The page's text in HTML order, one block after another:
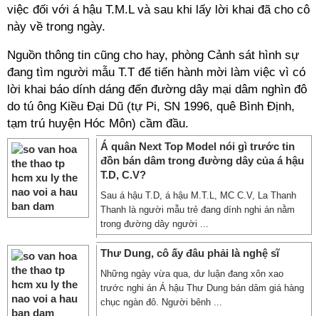
việc đối với á hậu T.M.L và sau khi lấy lời khai đã cho cô
này về trong ngày.
Nguồn thông tin cũng cho hay, phòng Cảnh sát hình sự
đang tìm người mẫu T.T để tiến hành mời làm việc vì có
lời khai báo dính dáng đến đường dây mại dâm nghìn đô
do tú ông Kiều Đại Dũ (tự Pi, SN 1996, quê Bình Định,
tạm trú huyện Hóc Môn) cầm đầu.
Á quân Next Top Model nói gì trước tin
đồn bán dâm trong đường dây của á hậu
T.D, C.V?
Sau á hậu T.D, á hậu M.T.L, MC C.V, La Thanh
Thanh là người mẫu trẻ đang dính nghi án nằm
trong đường dây người ...
Thư Dung, cô ấy đâu phải là nghệ sĩ
Những ngày vừa qua, dư luận đang xôn xao
trước nghi án Á hậu Thư Dung bán dâm giá hàng
chục ngàn đô. Người bênh ...